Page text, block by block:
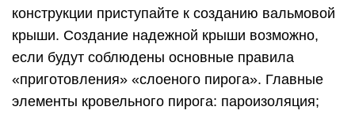
конструкции приступайте к созданию вальмовой
крыши. Создание надежной крыши возможно,
если будут соблюдены основные правила
«приготовления» «слоеного пирога». Главные
элементы кровельного пирога: пароизоляция;